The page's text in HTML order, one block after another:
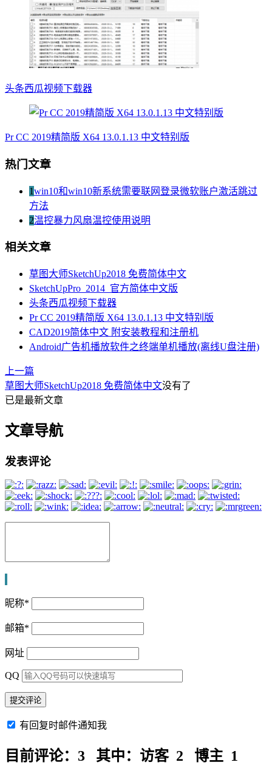
头条西瓜视频下载器
Pr CC 2019精简版 X64 13.0.1.13 中文特别版
热门文章
1win10和win10新系统需要联网登录微软账户激活跳过
方法
2温控暴力风扇温控使用说明
相关文章
草图大师SketchUp2018 免费简体中文
SketchUpPro_2014_官方简体中文版
头条西瓜视频下载器
Pr CC 2019精简版 X64 13.0.1.13 中文特别版
CAD2019简体中文 附安装教程和注册机
Android广告机播放软件之终端单机播放(离线U盘注册)
上一篇
草图大师SketchUp2018 免费简体中文没有了
已是最新文章
文章导航
发表评论
昵称*
邮箱*
网址
QQ
有回复时邮件通知我
目前评论：3 其中：访客 2 博主 1